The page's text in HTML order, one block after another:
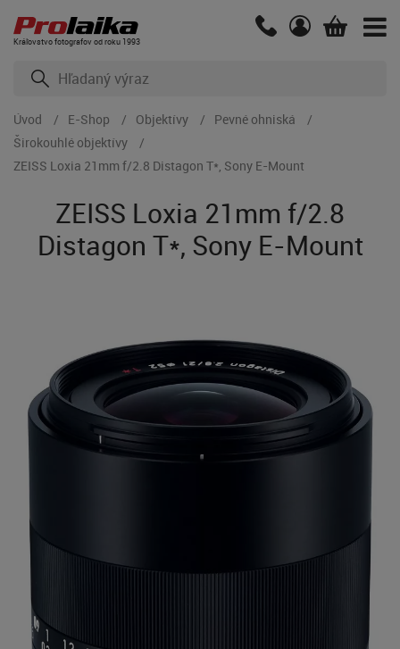
Kráľovstvo fotografov od roku 1993
Úvod E-Shop Objektívy
Pevné ohniská
Širokouhlé objektívy
ZEISS Loxia 21mm f/2.8 Distagon T*, Sony E-Mount
ZEISS Loxia 21mm f/2.8
Distagon T*, Sony E-Mount